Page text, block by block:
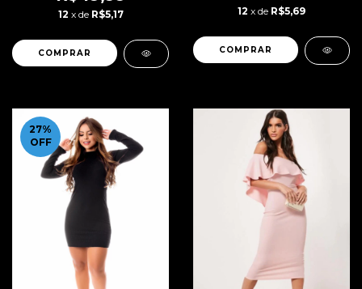
| REF: STY43
12 x de R$5,17
COMPRAR
12 x de R$5,69
COMPRAR
27%
OFF